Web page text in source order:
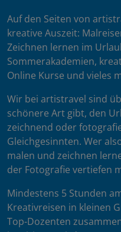
Auf den Seiten von
kreative Auszeit:
Zeichnen lernen im
Sommerakademien,
Online Kurse und vieles
Wir bei artistravel sind
schönere Art gibt, den
zeichnend oder
Gleichgesinnten. Wer
malen und zeichnen
der Fotografie vertiefen
Mindestens 5 Stunden
Kreativreisen in kleinen
Top-Dozenten